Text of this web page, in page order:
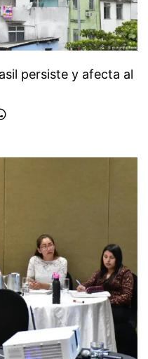
persiste y afecta al